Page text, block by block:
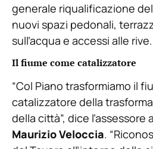
generale riqualificazione
nuovi spazi pedonali,
sull’acqua e accessi alle rive.
Il fiume come catalizzatore
“Col Piano trasformiamo il
catalizzatore della
della città”, dice l’assessore
Maurizio Veloccia.